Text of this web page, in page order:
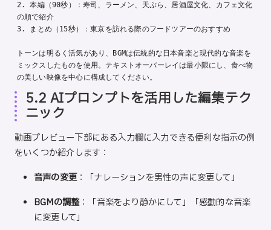
2. 本編（90秒）：寿司、ラーメン、天ぷら、居酒屋文化、カフェ文化
の順で紹介
3. まとめ（15秒）：東京を訪れる際のフードツアーのおすすめ
トーンは明るく活気があり、BGMは伝統的な日本音楽と現代的な音楽を
ミックスしたものを使用。テキストオーバーレイは最小限にし、食べ物
5.2 AIプロンプトを活用した編集テク
ニック
動画プレビュー下部にある入力欄に入力できる便利な指示の例
をいくつか紹介します：
音声の変更：「ナレーションを男性の声に変更して」
BGMの調整：「音楽をより静かにして」「感動的な音楽
に変更して」